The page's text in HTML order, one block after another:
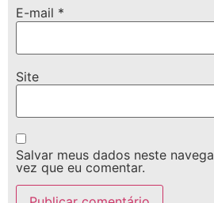
E-mail *
Site
Salvar meus dados neste
vez que eu comentar.